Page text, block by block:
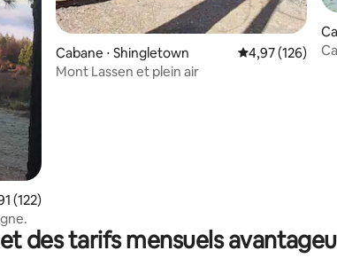
: 4,99 sur 5
moyenne sur la base de 122 commentaires : 4,91
(122)
Cabane ⋅ Shingletown Évaluation
4,97 (126)
Mont Lassen et plein air
des tarifs mensuels